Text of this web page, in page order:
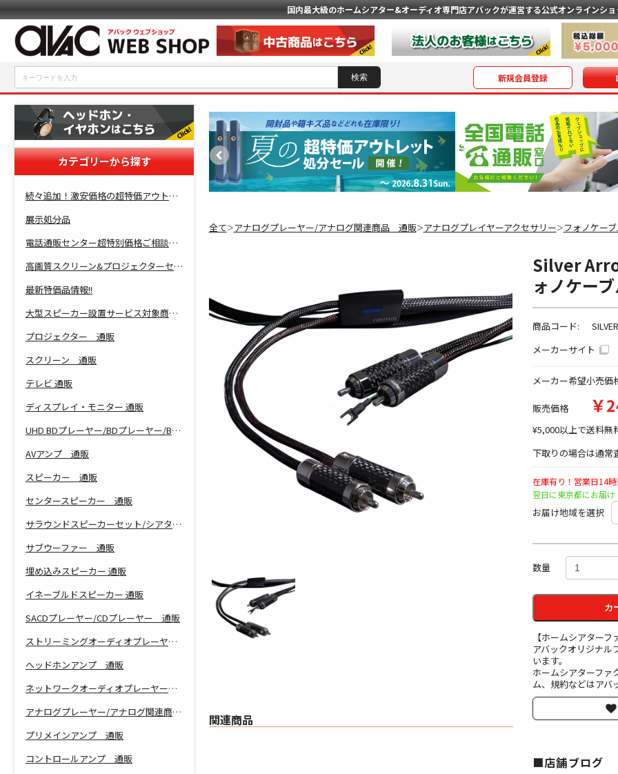
国内最大級のホームシアター&オーディオ専門店アバックが運営する公式オンラインショ
新規会員登録
カテゴリーから探す
続々追加！激安価格の超特価アウトレットセール開催！
展示処分品
電話通販センター超特別価格ご相談コーナー！
高画質スクリーン&プロジェクターセット超特価！
最新特価品情報!!
大型スピーカー設置サービス対象商品！
プロジェクター 通販
スクリーン 通販
テレビ 通販
ディスプレイ・モニター 通販
UHD BDプレーヤー/BDプレーヤー/BDレコーダー 通販
AVアンプ 通販
スピーカー 通販
センタースピーカー 通販
サラウンドスピーカーセット/シアターバー 通販
サブウーファー 通販
埋め込みスピーカー 通販
イネーブルドスピーカー 通販
SACDプレーヤー/CDプレーヤー 通販
ストリーミングオーディオプレーヤー 通販
ヘッドホンアンプ 通販
ネットワークオーディオプレーヤー 通販
アナログプレーヤー/アナログ関連商品 通販
プリメインアンプ 通販
コントロールアンプ 通販
全て＞アナログプレーヤー/アナログ関連商品 通販＞アナログプレイヤーアクセサリー＞フォノケー
関連商品
Silver
ォノケー
商品コード:
メーカーサイト
メーカー希望小売価
販売価格 ￥
¥5,000以上で送料無
下取りの場合は通常
在庫有り！営業日14
翌日に東京都にお届け
お届け地域を選択
数量
カ
【ホームシアター
アバックオリジナル
います。
ホームシアターファ
ム、規約などはアバ
■店舗ブログ